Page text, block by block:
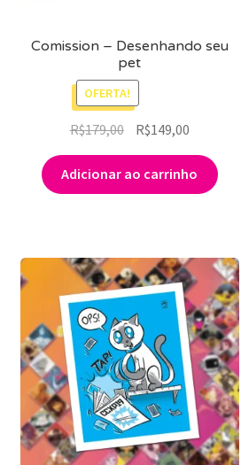
Comission – Desenhando seu
pet
OFERTA!
R$179,00
original
era:
R$149,00O
atual
é:
Adicionar ao carrinho